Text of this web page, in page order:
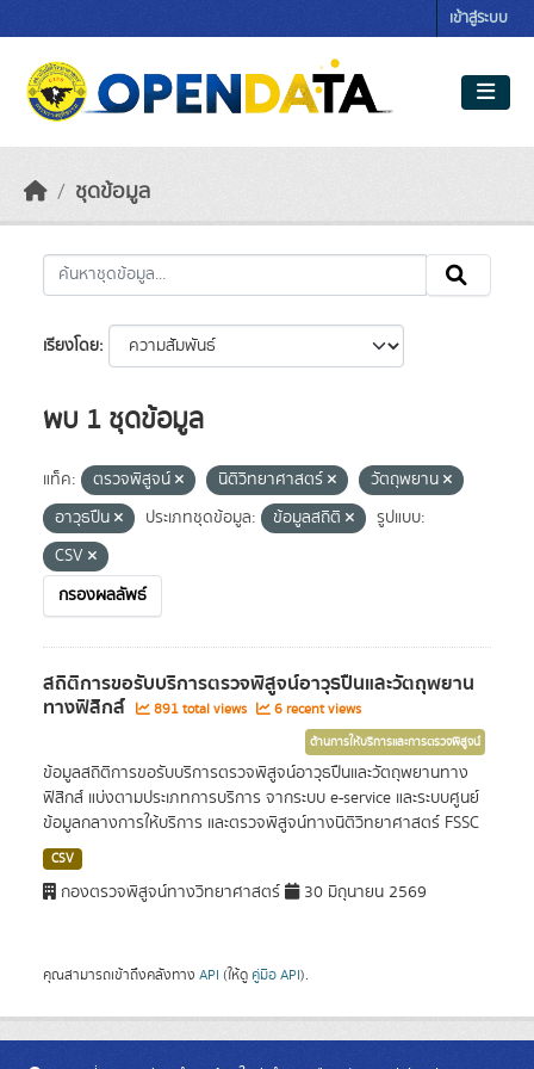
เข้าสู่ระบบ
ชุดข้อมูล
เรียงโดย
พบ 1 ชุดข้อมูล
แท็ค: ตรวจพิสูจน์ นิติวิทยาศาสตร์
วัตถุพยาน
อาวุธปืน
ประเภทชุดข้อมูล: ข้อมูลสถิติ
รูปแบบ:
CSV
กรองผลลัพธ์
สถิติการขอรับบริการตรวจพิสูจน์อาวุธปืนและวัตถุพยาน
ทางฟิสิกส์ 891 total views 6 recent views
ด้านการให้บริการและการตรวจพิสูจน์
ข้อมูลสถิติการขอรับบริการตรวจพิสูจน์อาวุธปืนและวัตถุพยานทาง
ฟิสิกส์ แบ่งตามประเภทการบริการ จากระบบ e-service และระบบศูนย์
ข้อมูลกลางการให้บริการ และตรวจพิสูจน์ทางนิติวิทยาศาสตร์ FSSC
CSV
กองตรวจพิสูจน์ทางวิทยาศาสตร์ 30 มิถุนายน 2569
คุณสามารถเข้าถึงคลังทาง API (ให้ดู คู่มือ API).